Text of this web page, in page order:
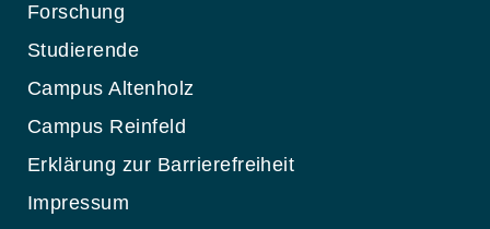
Forschung
Studierende
Campus Altenholz
Campus Reinfeld
Erklärung zur Barrierefreiheit
Impressum